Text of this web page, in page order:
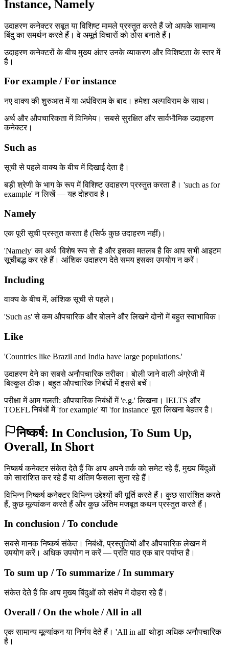
Instance, Namely
उदाहरण कनेक्टर सबूत या विशिष्ट मामले प्रस्तुत करते हैं जो आपके सामान्य
बिंदु का समर्थन करते हैं। वे अमूर्त विचारों को ठोस बनाते हैं।
उदाहरण कनेक्टरों के बीच मुख्य अंतर उनके व्याकरण और विशिष्टता के स्तर में
है।
For example / For instance
नए वाक्य की शुरुआत में या अर्धविराम के बाद। हमेशा अल्पविराम के साथ।
अर्थ और औपचारिकता में विनिमेय। सबसे सुरक्षित और सार्वभौमिक उदाहरण
कनेक्टर।
Such as
सूची से पहले वाक्य के बीच में दिखाई देता है।
बड़ी श्रेणी के भाग के रूप में विशिष्ट उदाहरण प्रस्तुत करता है। 'such as for
example' न लिखें — यह दोहराव है।
Namely
एक पूरी सूची प्रस्तुत करता है (सिर्फ कुछ उदाहरण नहीं)।
'Namely' का अर्थ 'विशेष रूप से' है और इसका मतलब है कि आप सभी आइटम
सूचीबद्ध कर रहे हैं। आंशिक उदाहरण देते समय इसका उपयोग न करें।
Including
वाक्य के बीच में, आंशिक सूची से पहले।
'Such as' से कम औपचारिक और बोलने और लिखने दोनों में बहुत स्वाभाविक।
Like
'Countries like Brazil and India have large populations.'
उदाहरण देने का सबसे अनौपचारिक तरीका। बोली जाने वाली अंग्रेजी में
बिल्कुल ठीक। बहुत औपचारिक निबंधों में इससे बचें।
परीक्षा में आम गलती: औपचारिक निबंधों में 'e.g.' लिखना। IELTS और
TOEFL निबंधों में 'for example' या 'for instance' पूरा लिखना बेहतर है।
निष्कर्ष: In Conclusion, To Sum Up,
Overall, In Short
निष्कर्ष कनेक्टर संकेत देते हैं कि आप अपने तर्क को समेट रहे हैं, मुख्य बिंदुओं
को सारांशित कर रहे हैं या अंतिम फैसला सुना रहे हैं।
विभिन्न निष्कर्ष कनेक्टर विभिन्न उद्देश्यों की पूर्ति करते हैं। कुछ सारांशित करते
हैं, कुछ मूल्यांकन करते हैं और कुछ अंतिम मजबूत कथन प्रस्तुत करते हैं।
In conclusion / To conclude
सबसे मानक निष्कर्ष संकेत। निबंधों, प्रस्तुतियों और औपचारिक लेखन में
उपयोग करें। अधिक उपयोग न करें — प्रति पाठ एक बार पर्याप्त है।
To sum up / To summarize / In summary
संकेत देते हैं कि आप मुख्य बिंदुओं को संक्षेप में दोहरा रहे हैं।
Overall / On the whole / All in all
एक सामान्य मूल्यांकन या निर्णय देते हैं। 'All in all' थोड़ा अधिक अनौपचारिक
है।